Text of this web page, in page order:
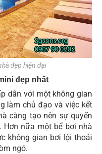
đẹp hiện đại
đẹp nhất
dẫn với một không gian
làm chủ đạo và việc kết
càng tạo nên sự quyến
Hơn nữa một bể bơi nhà
không gian bơi lội thoải
ngó.